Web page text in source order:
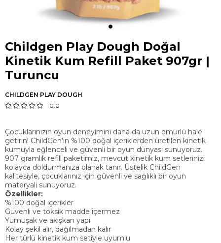
Childgen Play Dough Doğal
Kinetik Kum Refill Paket 907gr |
Turuncu
CHILDGEN PLAY DOUGH
0.0
Çocuklarınızın oyun deneyimini daha da uzun ömürlü hale
getirin! ChildGen’in %100 doğal içeriklerden üretilen kinetik
kumuyla eğlenceli ve güvenli bir oyun dünyası sunuyoruz.
907 gramlık refill paketimiz, mevcut kinetik kum setlerinizi
kolayca doldurmanıza olanak tanır. Üstelik ChildGen
kalitesiyle, çocuklarınız için güvenli ve sağlıklı bir oyun
materyali sunuyoruz.
Özellikler:
%100 doğal içerikler
Güvenli ve toksik madde içermez
Yumuşak ve akışkan yapı
Kolay şekil alır, dağılmadan kalır
Her türlü kinetik kum setiyle uyumlu